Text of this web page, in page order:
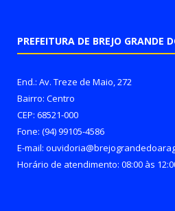
PREFEITURA DE BREJO GRANDE
End.: Av. Treze de Maio, 272
Bairro: Centro
CEP: 68521-000
Fone: (94) 99105-4586
E-mail:
Horário de atendimento: 08:00 às